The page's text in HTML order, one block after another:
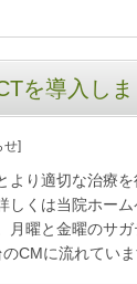
を導入しま
せ]
より適切な治療
しくは当院ホー
月曜と金曜のサ
CMに流れていま